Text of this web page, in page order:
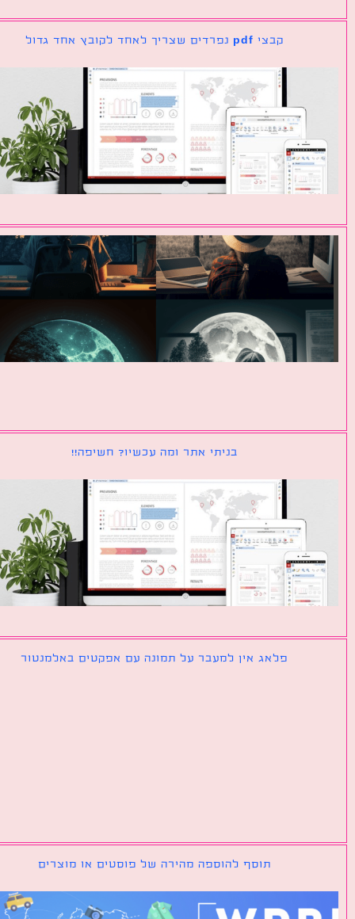
בניתי אתר ומה עכשיו? חשיפה!!
פלאג אין למעבר על תמונה עם אפקטים באלמנטור
תוסף להוספה מהירה של פוסטים או מוצרים